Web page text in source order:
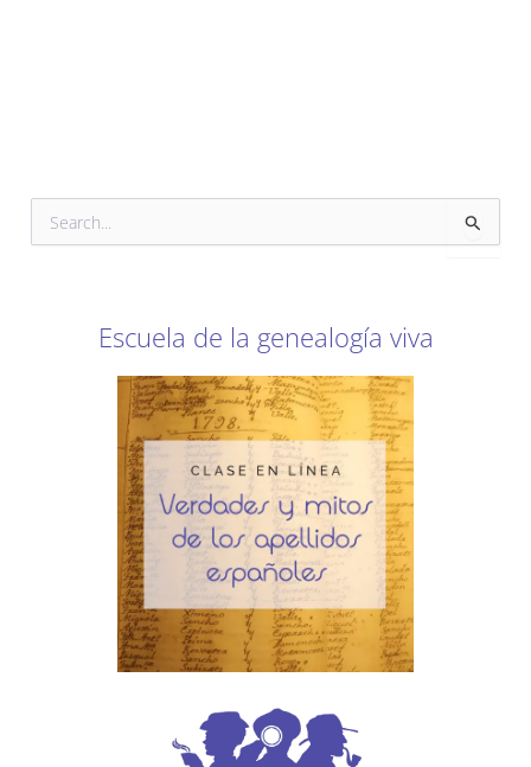
Escuela de la genealogía viva